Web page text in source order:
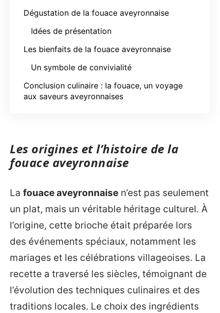
Dégustation de la fouace aveyronnaise
Idées de présentation
Les bienfaits de la fouace aveyronnaise
Un symbole de convivialité
Conclusion culinaire : la fouace, un voyage
aux saveurs aveyronnaises
Les origines et l’histoire de la
fouace aveyronnaise
La fouace aveyronnaise n’est pas seulement
un plat, mais un véritable héritage culturel. À
l’origine, cette brioche était préparée lors
des événements spéciaux, notamment les
mariages et les célébrations villageoises. La
recette a traversé les siècles, témoignant de
l’évolution des techniques culinaires et des
traditions locales. Le choix des ingrédients